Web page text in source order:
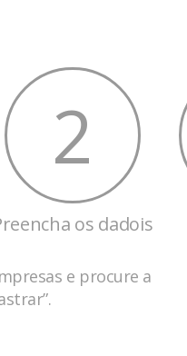
2
os dadois
e procure a